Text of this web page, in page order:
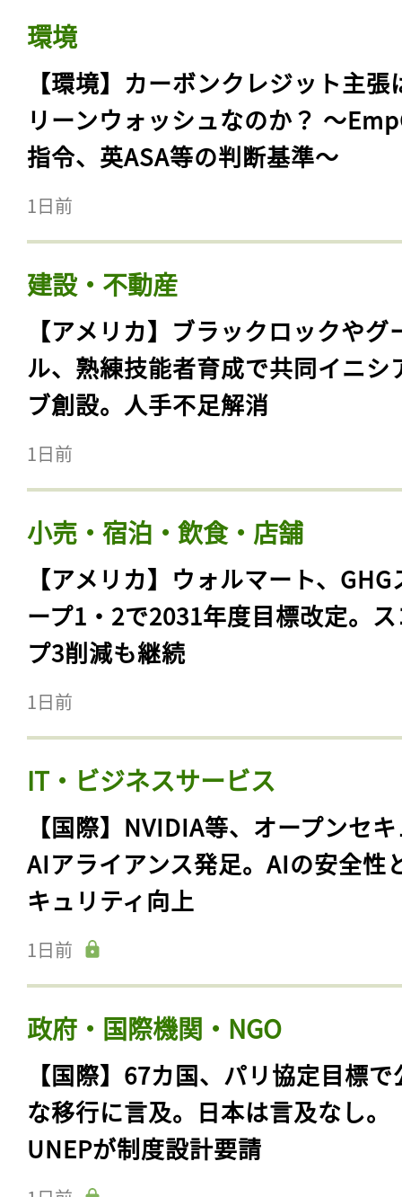
環境
【環境】カーボンクレジット主張
リーンウォッシュなのか？ 〜
指令、英ASA等の判断基準〜
1日前
建設・不動産
【アメリカ】ブラックロックやグ
ル、熟練技能者育成で共同イニシ
ブ創設。人手不足解消
1日前
小売・宿泊・飲食・店舗
【アメリカ】ウォルマート、GHG
ープ1・2で2031年度目標改定。
プ3削減も継続
1日前
IT・ビジネスサービス
【国際】NVIDIA等、オープンセ
AIアライアンス発足。AIの安全性
キュリティ向上
1日前
政府・国際機関・NGO
【国際】67カ国、パリ協定目標で
な移行に言及。日本は言及なし。
UNEPが制度設計要請